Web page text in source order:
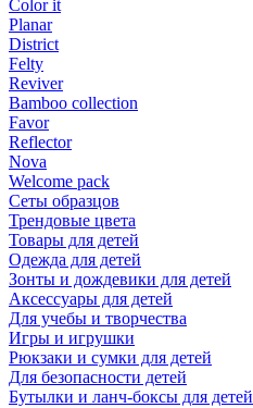
Color it
Planar
District
Felty
Reviver
Bamboo collection
Favor
Reflector
Nova
Welcome pack
Сеты образцов
Трендовые цвета
Товары для детей
Одежда для детей
Зонты и дождевики для детей
Аксессуары для детей
Для учебы и творчества
Игры и игрушки
Рюкзаки и сумки для детей
Для безопасности детей
Бутылки и ланч-боксы для детей